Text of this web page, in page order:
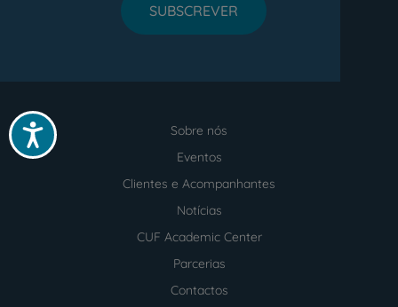
Acessibilidade
SUBSCREVER
Sobre nós
Eventos
Clientes e Acompanhantes
Notícias
CUF Academic Center
Parcerias
Contactos